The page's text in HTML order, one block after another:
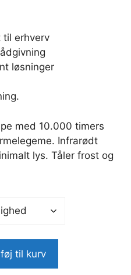
til erhverv
løsninger
med 10.000 timers
Infrarødt
lys. Tåler frost og
til kurv